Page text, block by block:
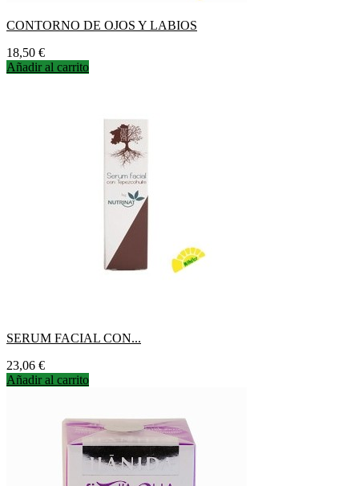
CONTORNO DE OJOS Y LABIOS
Precio
18,50 €
Añadir al carrito
SERUM FACIAL CON...
Precio
23,06 €
Añadir al carrito